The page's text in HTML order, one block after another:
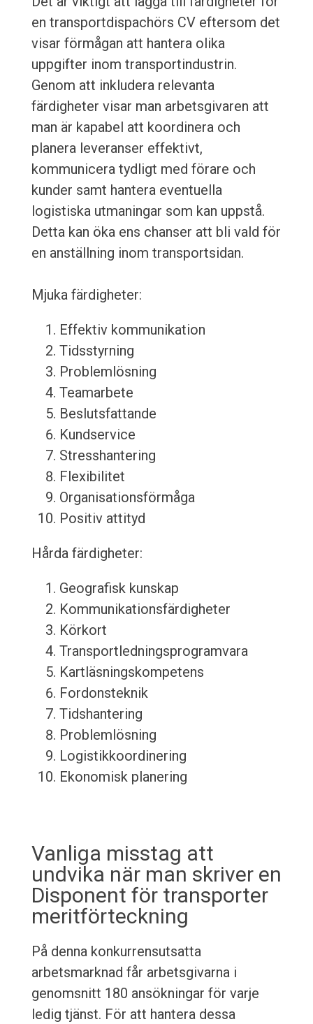
en transportdispachörs CV eftersom det
visar förmågan att hantera olika
uppgifter inom transportindustrin.
Genom att inkludera relevanta
färdigheter visar man arbetsgivaren att
man är kapabel att koordinera och
planera leveranser effektivt,
kommunicera tydligt med förare och
kunder samt hantera eventuella
logistiska utmaningar som kan uppstå.
Detta kan öka ens chanser att bli vald för
en anställning inom transportsidan.
Mjuka färdigheter:
Effektiv kommunikation
Tidsstyrning
Problemlösning
Teamarbete
Beslutsfattande
Kundservice
Stresshantering
Flexibilitet
Organisationsförmåga
Positiv attityd
Hårda färdigheter:
Geografisk kunskap
Kommunikationsfärdigheter
Körkort
Transportledningsprogramvara
Kartläsningskompetens
Fordonsteknik
Tidshantering
Problemlösning
Logistikkoordinering
Ekonomisk planering
Vanliga misstag att
undvika när man skriver en
Disponent för transporter
meritförteckning
På denna konkurrensutsatta
arbetsmarknad får arbetsgivarna i
genomsnitt 180 ansökningar för varje
ledig tjänst. För att hantera dessa